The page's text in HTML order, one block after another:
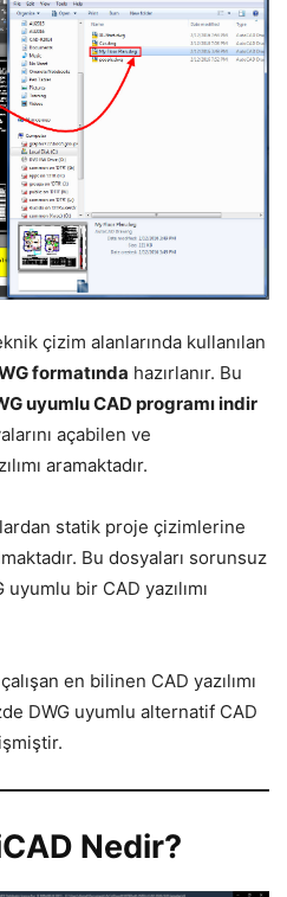
çizim alanlarında kullanılan
formatında hazırlanır. Bu
uyumlu CAD programı indir
açabilen ve
aramaktadır.
statik proje çizimlerine
Bu dosyaları sorunsuz
bir CAD yazılımı
en bilinen CAD yazılımı
DWG uyumlu alternatif CAD
Nedir?